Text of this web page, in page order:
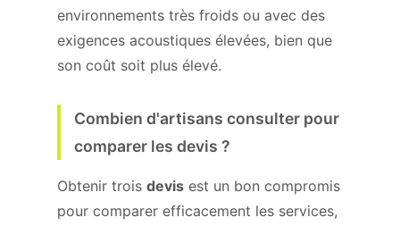
environnements très froids ou avec des
exigences acoustiques élevées, bien que
son coût soit plus élevé.
Combien d'artisans consulter pour
comparer les devis ?
Obtenir trois devis est un bon compromis
pour comparer efficacement les services,